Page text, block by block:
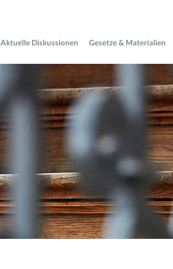
Aktuelle Diskussionen Gesetze & Materialien